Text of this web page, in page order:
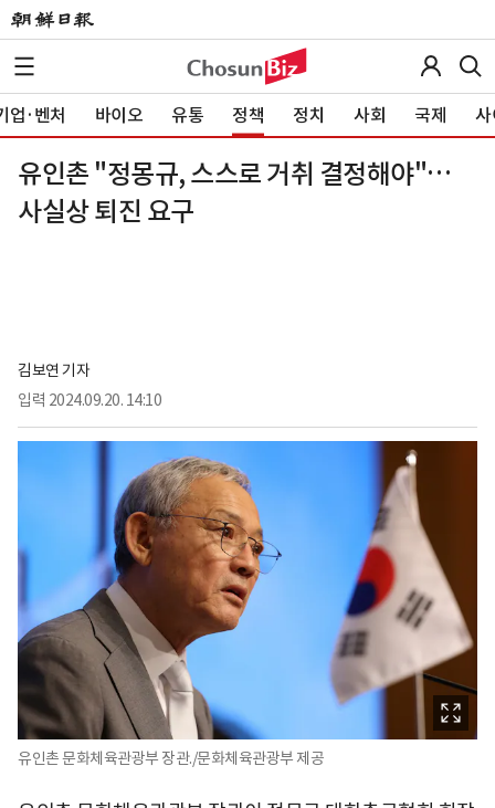
업·벤처 바이오 유통 정책 정치 사회 국제 사
유인촌 "정몽규, 스스로 거취 결정해야"…
사실상 퇴진 요구
김보연 기자
입력 2024.09.20. 14:10
유인촌 문화체육관광부 장관./문화체육관광부 제공